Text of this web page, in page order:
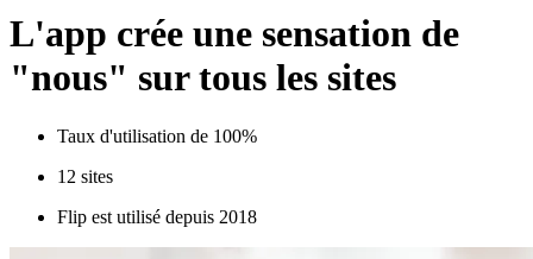
L'app crée une sensation de
"nous" sur tous les sites
Taux d'utilisation de 100%
12 sites
Flip est utilisé depuis 2018